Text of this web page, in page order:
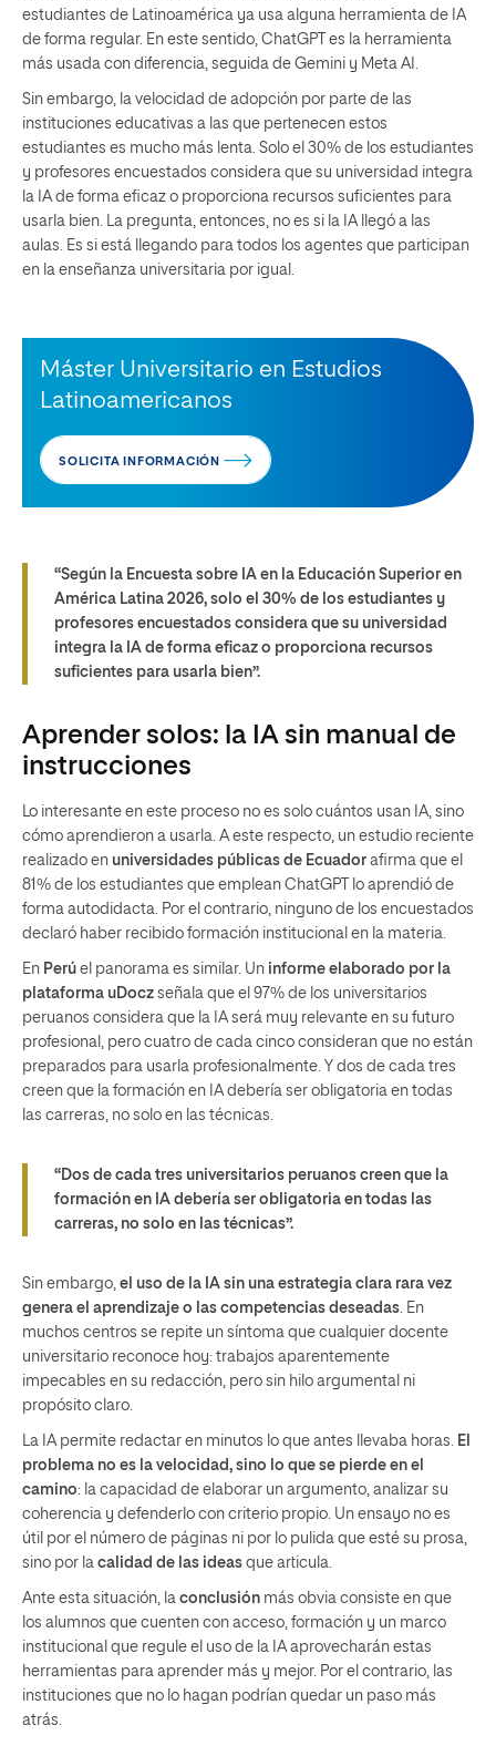
estudiantes de Latinoamérica ya usa alguna herramienta de IA
de forma regular. En este sentido, ChatGPT es la herramienta
más usada con diferencia, seguida de Gemini y Meta AI.
Sin embargo, la velocidad de adopción por parte de las
instituciones educativas a las que pertenecen estos
estudiantes es mucho más lenta. Solo el 30% de los estudiantes
y profesores encuestados considera que su universidad integra
la IA de forma eficaz o proporciona recursos suficientes para
usarla bien. La pregunta, entonces, no es si la IA llegó a las
aulas. Es si está llegando para todos los agentes que participan
en la enseñanza universitaria por igual.
Máster Universitario en Estudios
Latinoamericanos
SOLICITA INFORMACIÓN
“Según la Encuesta sobre IA en la Educación Superior en
América Latina 2026, solo el 30% de los estudiantes y
profesores encuestados considera que su universidad
integra la IA de forma eficaz o proporciona recursos
suficientes para usarla bien”.
Aprender solos: la IA sin manual de
instrucciones
Lo interesante en este proceso no es solo cuántos usan IA, sino
cómo aprendieron a usarla. A este respecto, un estudio reciente
realizado en universidades públicas de Ecuador afirma que el
81% de los estudiantes que emplean ChatGPT lo aprendió de
forma autodidacta. Por el contrario, ninguno de los encuestados
declaró haber recibido formación institucional en la materia.
En Perú el panorama es similar. Un informe elaborado por la
plataforma uDocz señala que el 97% de los universitarios
peruanos considera que la IA será muy relevante en su futuro
profesional, pero cuatro de cada cinco consideran que no están
preparados para usarla profesionalmente. Y dos de cada tres
creen que la formación en IA debería ser obligatoria en todas
las carreras, no solo en las técnicas.
“Dos de cada tres universitarios peruanos creen que la
formación en IA debería ser obligatoria en todas las
carreras, no solo en las técnicas”.
Sin embargo, el uso de la IA sin una estrategia clara rara vez
genera el aprendizaje o las competencias deseadas . En
muchos centros se repite un síntoma que cualquier docente
universitario reconoce hoy: trabajos aparentemente
impecables en su redacción, pero sin hilo argumental ni
propósito claro.
La IA permite redactar en minutos lo que antes llevaba horas.
El
problema no es la velocidad, sino lo que se pierde en el
camino: la capacidad de elaborar un argumento, analizar su
coherencia y defenderlo con criterio propio. Un ensayo no es
útil por el número de páginas ni por lo pulida que esté su prosa,
sino por la calidad de las ideas que articula.
Ante esta situación, la conclusión más obvia consiste en que
los alumnos que cuenten con acceso, formación y un marco
institucional que regule el uso de la IA aprovecharán estas
herramientas para aprender más y mejor. Por el contrario, las
instituciones que no lo hagan podrían quedar un paso más
atrás.